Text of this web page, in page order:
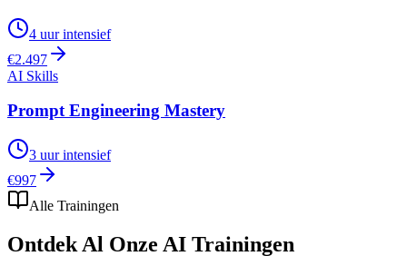
4 uur intensief
€2.497
AI Skills
Prompt Engineering Mastery
3 uur intensief
€997
Alle Trainingen
Ontdek Al Onze AI Trainingen